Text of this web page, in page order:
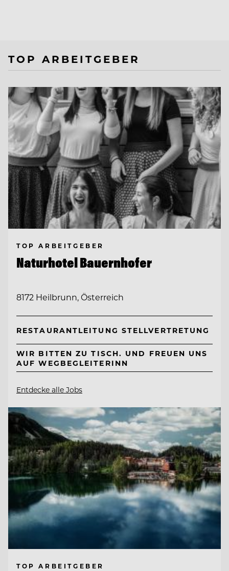
TOP ARBEITGEBER
TOP ARBEITGEBER
Naturhotel Bauernhofer
8172 Heilbrunn, Österreich
RESTAURANTLEITUNG STELLVERTRETUNG
WIR BITTEN ZU TISCH. UND FREUEN UNS
AUF WEGBEGLEITERINN
Entdecke alle Jobs
TOP ARBEITGEBER